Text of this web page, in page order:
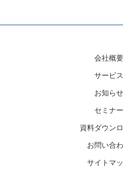
会社概要
サービス
お知らせ
セミナー
資料ダウン
お問い合
サイトマ